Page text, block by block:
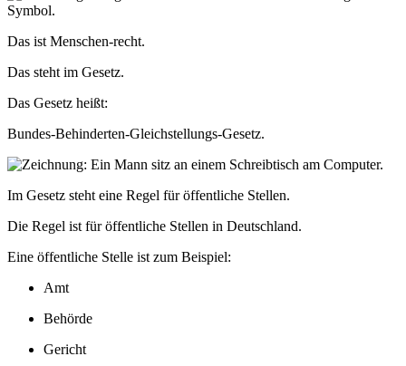
Das ist Menschen-recht.
Das steht im Gesetz.
Das Gesetz heißt:
Bundes-Behinderten-Gleichstellungs-Gesetz.
Im Gesetz steht eine Regel für öffentliche Stellen.
Die Regel ist für öffentliche Stellen in Deutschland.
Eine öffentliche Stelle ist zum Beispiel:
Amt
Behörde
Gericht